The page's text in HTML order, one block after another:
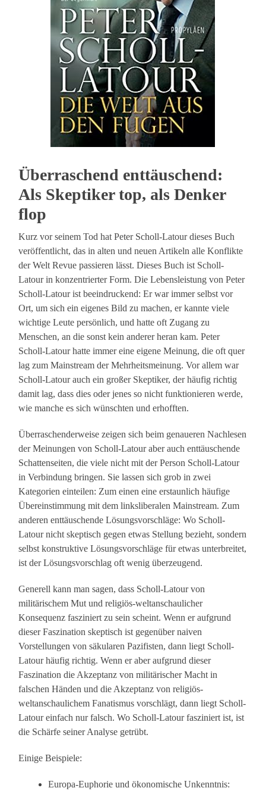
Überraschend enttäuschend:
Als Skeptiker top, als Denker
flop
Kurz vor seinem Tod hat Peter Scholl-Latour dieses Buch
veröffentlicht, das in alten und neuen Artikeln alle Konflikte
der Welt Revue passieren lässt. Dieses Buch ist Scholl-
Latour in konzentrierter Form. Die Lebensleistung von Peter
Scholl-Latour ist beeindruckend: Er war immer selbst vor
Ort, um sich ein eigenes Bild zu machen, er kannte viele
wichtige Leute persönlich, und hatte oft Zugang zu
Menschen, an die sonst kein anderer heran kam. Peter
Scholl-Latour hatte immer eine eigene Meinung, die oft quer
lag zum Mainstream der Mehrheitsmeinung. Vor allem war
Scholl-Latour auch ein großer Skeptiker, der häufig richtig
damit lag, dass dies oder jenes so nicht funktionieren werde,
wie manche es sich wünschten und erhofften.
Überraschenderweise zeigen sich beim genaueren Nachlesen
der Meinungen von Scholl-Latour aber auch enttäuschende
Schattenseiten, die viele nicht mit der Person Scholl-Latour
in Verbindung bringen. Sie lassen sich grob in zwei
Kategorien einteilen: Zum einen eine erstaunlich häufige
Übereinstimmung mit dem linksliberalen Mainstream. Zum
anderen enttäuschende Lösungsvorschläge: Wo Scholl-
Latour nicht skeptisch gegen etwas Stellung bezieht, sondern
selbst konstruktive Lösungsvorschläge für etwas unterbreitet,
ist der Lösungsvorschlag oft wenig überzeugend.
Generell kann man sagen, dass Scholl-Latour von
militärischem Mut und religiös-weltanschaulicher
Konsequenz fasziniert zu sein scheint. Wenn er aufgrund
dieser Faszination skeptisch ist gegenüber naiven
Vorstellungen von säkularen Pazifisten, dann liegt Scholl-
Latour häufig richtig. Wenn er aber aufgrund dieser
Faszination die Akzeptanz von militärischer Macht in
falschen Händen und die Akzeptanz von religiös-
weltanschaulichem Fanatismus vorschlägt, dann liegt Scholl-
Latour einfach nur falsch. Wo Scholl-Latour fasziniert ist, ist
die Schärfe seiner Analyse getrübt.
Einige Beispiele:
Europa-Euphorie und ökonomische Unkenntnis: